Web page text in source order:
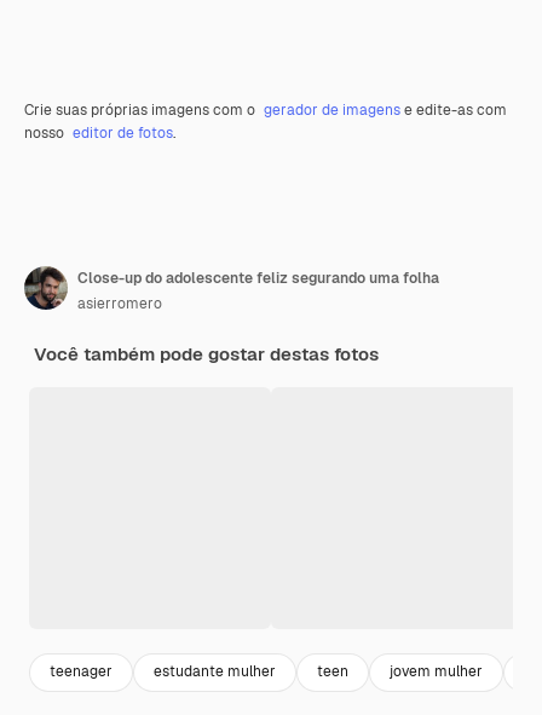
Crie suas próprias imagens com o gerador de imagense edite-as com
nosso editor de fotos.
Close-up do adolescente feliz segurando uma folha
asierromero
Você também pode gostar destas fotos
teenager estudante mulher teen jovem mulher